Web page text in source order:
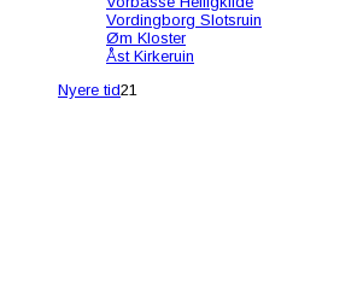
Vordingborg Slotsruin
Øm Kloster
Åst Kirkeruin
Nyere tid21